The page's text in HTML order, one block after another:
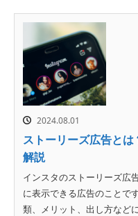
2024.08.01
ストーリーズ広告と
解説
インスタのストーリーズ広
に表示できる広告のことで
類、メリット、出し方など